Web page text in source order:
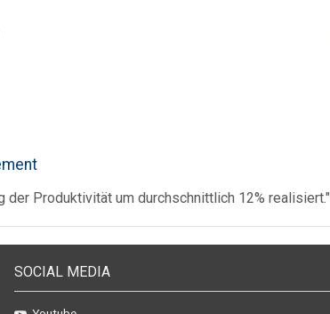
Produktivität um durchschnittlich 12% realisiert."
SOCIAL MEDIA